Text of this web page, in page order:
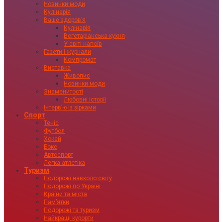
Новинки моди
Кулінарія
Ваше здоровʼя
Кулінарія
Вегетаріанська кухня
У світі напоїв
Газети і журнали
Компромат
Виставка
Живопис
Новинки моди
Знаменитості
Любовні історії
Інтервʼю із зірками
Спорт
Теніс
Футбол
Хокей
Бокс
Автоспорт
Легка атлетіка
Туризм
Подорожі навколо світу
Подорожі по Україні
Країни та міста
Пам’ятки
Подорожі та туризм
Найкращі курорти